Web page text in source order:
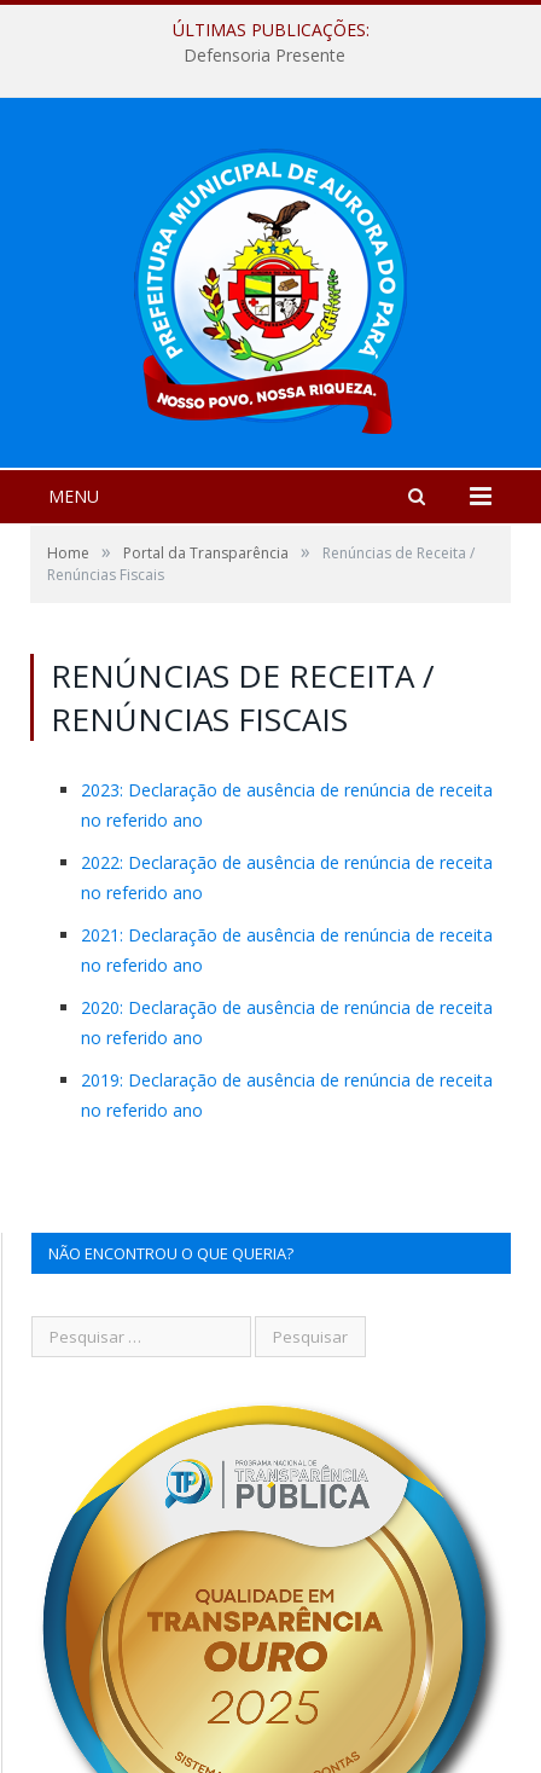
ÚLTIMAS PUBLICAÇÕES:
Defensoria Presente
MENU
Home » Portal da Transparência »
Renúncias de Receita /
Renúncias Fiscais
RENÚNCIAS DE RECEITA /
RENÚNCIAS FISCAIS
2023: Declaração de ausência de renúncia de receita
no referido ano
2022: Declaração de ausência de renúncia de receita
no referido ano
2021: Declaração de ausência de renúncia de receita
no referido ano
2020: Declaração de ausência de renúncia de receita
no referido ano
2019: Declaração de ausência de renúncia de receita
no referido ano
NÃO ENCONTROU O QUE QUERIA?